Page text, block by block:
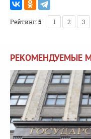
Рейтинг:5 1 2 3
РЕКОМЕНДУЕМЫЕ